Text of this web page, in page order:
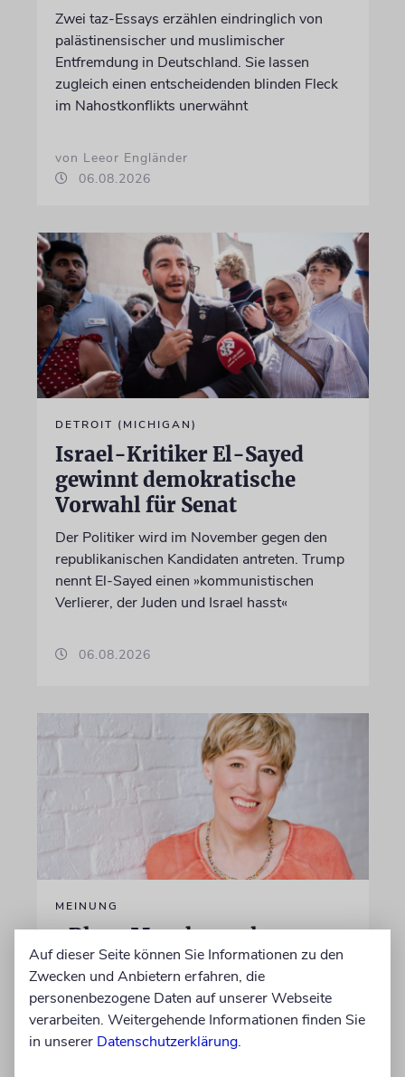
Zwei taz-Essays erzählen eindringlich von
palästinensischer und muslimischer
Entfremdung in Deutschland. Sie lassen
zugleich einen entscheidenden blinden Fleck
im Nahostkonflikts unerwähnt
von Leeor Engländer
06.08.2026
DETROIT (MICHIGAN)
Israel-Kritiker El-Sayed
gewinnt demokratische
Vorwahl für Senat
Der Politiker wird im November gegen den
republikanischen Kandidaten antreten. Trump
nennt El-Sayed einen »kommunistischen
Verlierer, der Juden und Israel hasst«
06.08.2026
MEINUNG
»Blaue Moschee« als
Gedenkstätte für die Opfer
des Islamismus?
Nach der Schließung des eng mit dem
iranischen Regime verflochtenen »Islamischen
Auf dieser Seite können Sie Informationen zu den
Zwecken und Anbietern erfahren, die
personenbezogene Daten auf unserer Webseite
verarbeiten. Weitergehende Informationen finden Sie
in unserer Datenschutzerklärung.